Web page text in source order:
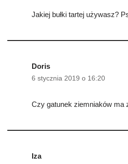
Jakiej bułki tartej używasz?
Doris
6 stycznia 2019 o 16:20
Czy gatunek ziemniaków ma
Iza